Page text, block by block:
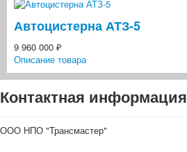
Автоцистерна АТЗ-5
9 960 000 ₽
Описание товара
Контактная информация
ООО НПО "Трансмастер"